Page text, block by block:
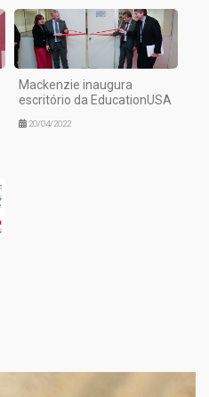
Mackenzie inaugura
escritório da EducationUSA
20/04/2022